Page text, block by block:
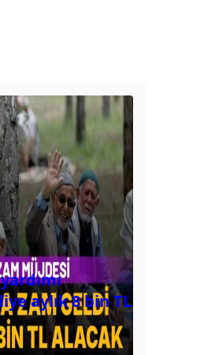
aylık 8 bin TL